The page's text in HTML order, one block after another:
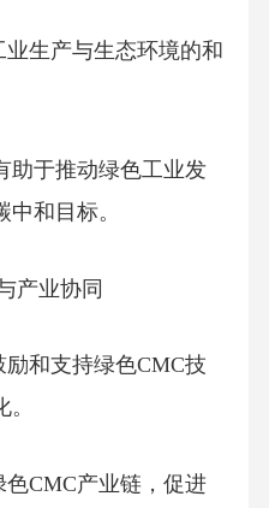
生产与生态环境的和
助于推动绿色工业发
和目标。
产业协同
和支持绿色CMC技
CMC产业链，促进